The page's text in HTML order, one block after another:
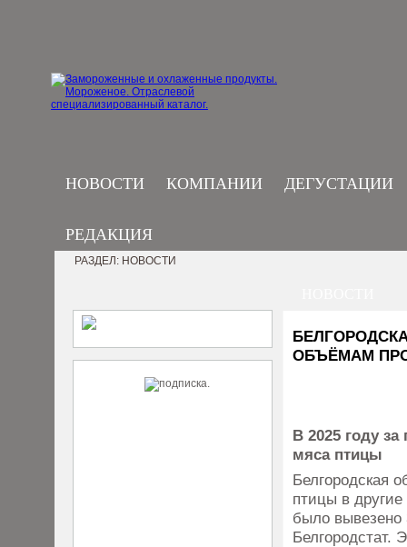
НОВОСТИ КОМПАНИИ ДЕГУСТАЦИИ
РЕДАКЦИЯ
РАЗДЕЛ: НОВОСТИ
ОБЪЁМАМ
В 2025 году
мяса птицы
Белгородская
птицы в
было
Белгородстат.